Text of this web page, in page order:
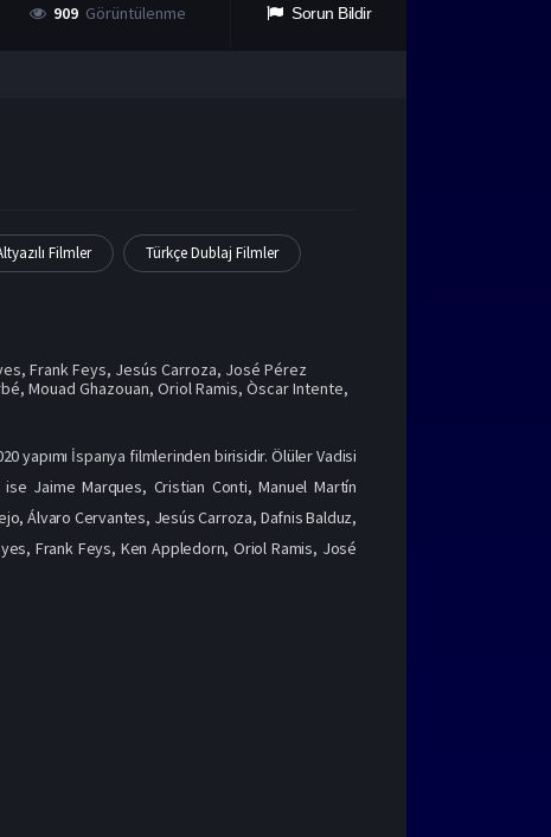
909 Görüntülenme Sorun Bildir
Filmler Türkçe Dublaj Filmler
,Frank Feys, Jesús Carroza, José Pérez
,Mouad Ghazouan,Oriol Ramis,Òscar Intente,
yapımı İspanya filmlerinden birisidir. Ölüler Vadisi
Jaime Marques, Cristian Conti, Manuel Martín
Álvaro Cervantes, Jesús Carroza, Dafnis Balduz,
Frank Feys, Ken Appledorn, Oriol Ramis, José